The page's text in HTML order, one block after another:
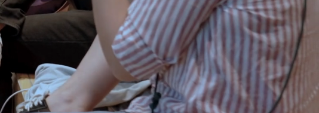
Servizi e accessibilità
Contatti
Biglietti